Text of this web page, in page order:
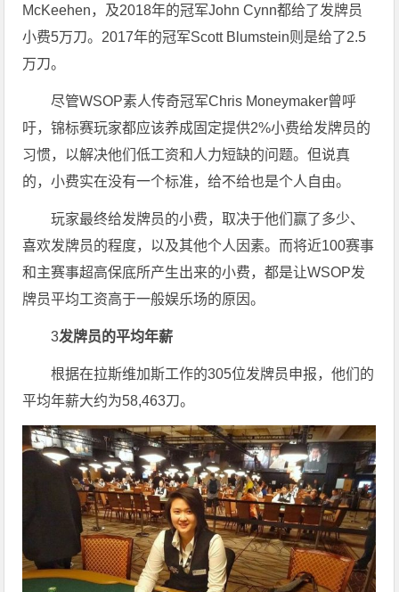
McKeehen，及2018年的冠军John Cynn都给了发牌员
小费5万刀。2017年的冠军Scott Blumstein则是给了2.5
万刀。
尽管WSOP素人传奇冠军Chris Moneymaker曾呼
吁，锦标赛玩家都应该养成固定提供2%小费给发牌员的
习惯，以解决他们低工资和人力短缺的问题。但说真
的，小费实在没有一个标准，给不给也是个人自由。
玩家最终给发牌员的小费，取决于他们赢了多少、
喜欢发牌员的程度，以及其他个人因素。而将近100赛事
和主赛事超高保底所产生出来的小费，都是让WSOP发
牌员平均工资高于一般娱乐场的原因。
3发牌员的平均年薪
根据在拉斯维加斯工作的305位发牌员申报，他们的
平均年薪大约为58,463刀。